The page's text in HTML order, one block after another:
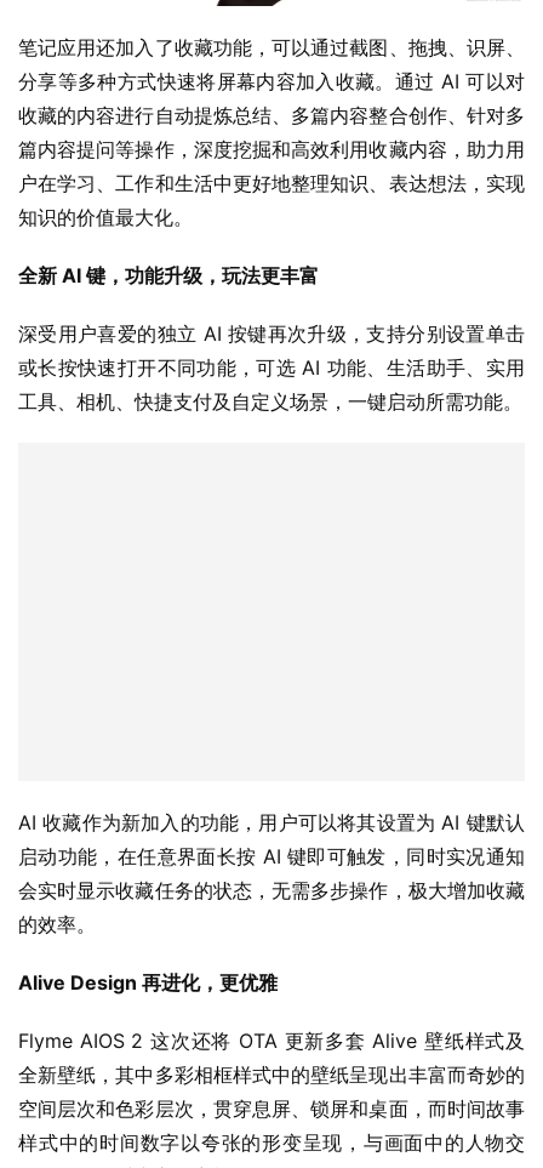
笔记应用还加入了收藏功能，可以通过截图、拖拽、识屏、
分享等多种方式快速将屏幕内容加入收藏。通过 AI 可以对
收藏的内容进行自动提炼总结、多篇内容整合创作、针对多
篇内容提问等操作，深度挖掘和高效利用收藏内容，助力用
户在学习、工作和生活中更好地整理知识、表达想法，实现
知识的价值最大化。
全新 AI 键，功能升级，玩法更丰富
深受用户喜爱的独立 AI 按键再次升级，支持分别设置单击
或长按快速打开不同功能，可选 AI 功能、生活助手、实用
工具、相机、快捷支付及自定义场景，一键启动所需功能。
Alive Design 再进化，更优雅
Flyme AIOS 2 这次还将 OTA 更新多套 Alive 壁纸样式及
全新壁纸，其中多彩相框样式中的壁纸呈现出丰富而奇妙的
样式中的时间数字以夸张的形变呈现，与画面中的人物交